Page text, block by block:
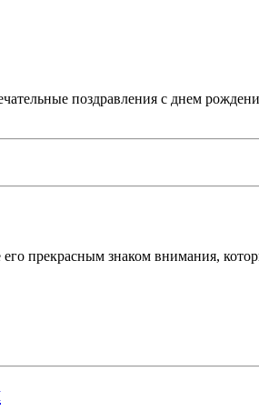
поздравления с днем
прекрасным знаком внимания,